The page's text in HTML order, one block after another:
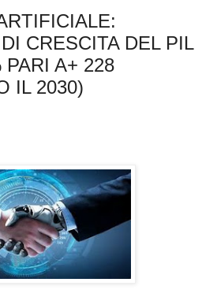
CRESCITA DEL PIL
PARI A+ 228
IL 2030)